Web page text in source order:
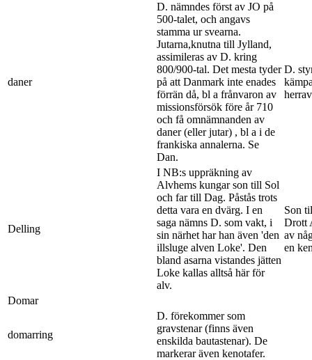
daner
D. nämndes först av JO på
500-talet, och angavs
stamma ur svearna.
Jutarna,knutna till Jylland,
assimileras av D. kring
800/900-tal. Det mesta tyder
på att Danmark inte enades
förrän då, bl a frånvaron av
missionsförsök före år 710
och få omnämnanden av
daner (eller jutar) , bl a i de
frankiska annalerna. Se
Dan.
D.
Delling
I NB:s uppräkning av
Alvhems kungar son till Sol
och far till Dag. Påstås trots
detta vara en dvärg. I en
saga nämns D. som vakt, i
sin närhet har han även 'den
illsluge alven Loke'. Den
bland asarna vistandes jätten
Loke kallas alltså här för
alv.
Son
Drott
av
en
Domar
domarring
D. förekommer som
gravstenar (finns även
enskilda bautastenar). De
markerar även kenotafer.